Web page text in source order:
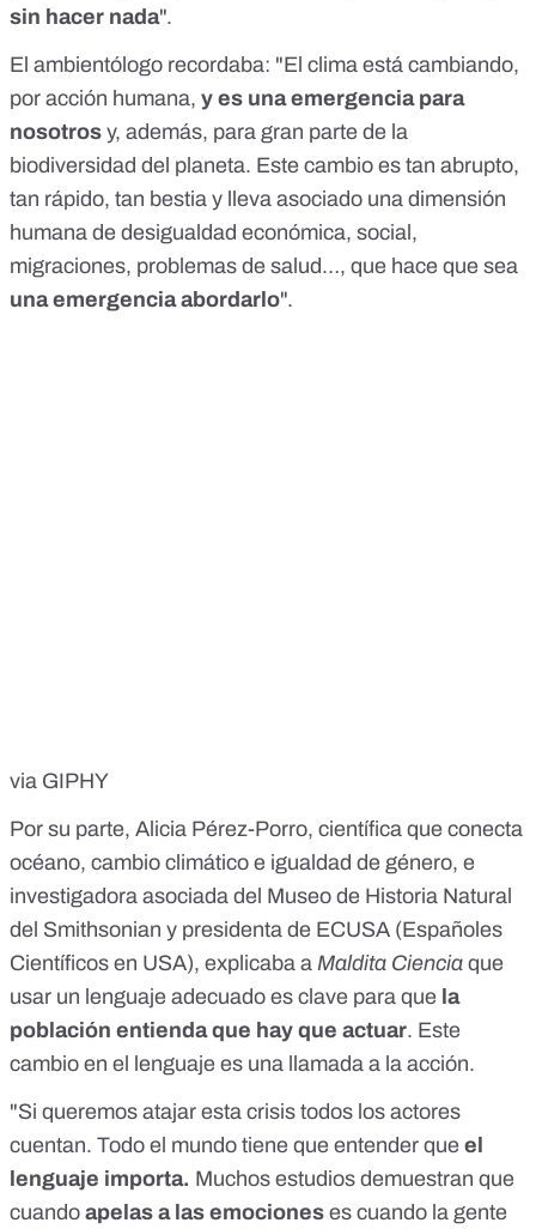
sin hacer nada".
El ambientólogo recordaba: "El clima está cambiando,
por acción humana, y es una emergencia para
nosotros y, además, para gran parte de la
biodiversidad del planeta. Este cambio es tan abrupto,
tan rápido, tan bestia y lleva asociado una dimensión
humana de desigualdad económica, social,
migraciones, problemas de salud…, que hace que sea
una emergencia abordarlo".
via GIPHY
Por su parte, Alicia Pérez-Porro, científica que conecta
océano, cambio climático e igualdad de género, e
investigadora asociada del Museo de Historia Natural
del Smithsonian y presidenta de ECUSA (Españoles
Científicos en USA), explicaba a Maldita Ciencia que
usar un lenguaje adecuado es clave para que la
población entienda que hay que actuar. Este
cambio en el lenguaje es una llamada a la acción.
"Si queremos atajar esta crisis todos los actores
cuentan. Todo el mundo tiene que entender que el
lenguaje importa. Muchos estudios demuestran que
cuando apelas a las emociones es cuando la gente